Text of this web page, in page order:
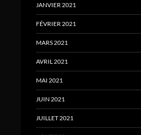
JANVIER 2021
FÉVRIER 2021
MARS 2021
AVRIL 2021
MAI 2021
JUIN 2021
JUILLET 2021